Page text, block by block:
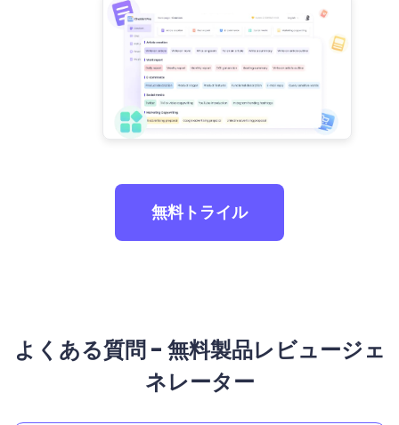
無料トライル
よくある質問 - 無料製品レビュージェ
ネレーター